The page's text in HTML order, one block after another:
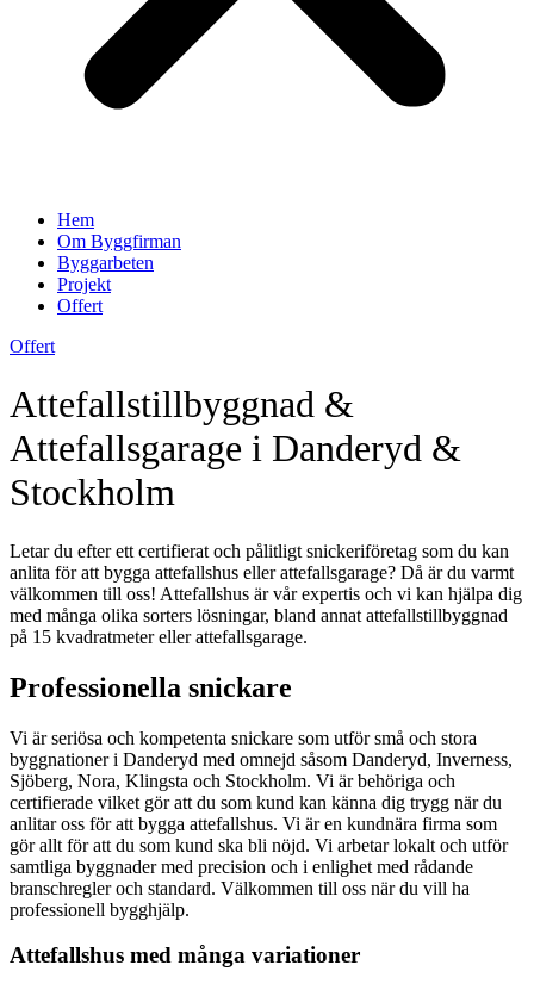
Hem
Om Byggfirman
Byggarbeten
Projekt
Offert
Offert
Attefallstillbyggnad &
Attefallsgarage i Danderyd &
Stockholm
Letar du efter ett certifierat och pålitligt snickeriföretag som du kan
anlita för att bygga attefallshus eller attefallsgarage? Då är du varmt
välkommen till oss! Attefallshus är vår expertis och vi kan hjälpa dig
med många olika sorters lösningar, bland annat attefallstillbyggnad
på 15 kvadratmeter eller attefallsgarage.
Professionella snickare
Vi är seriösa och kompetenta snickare som utför små och stora
byggnationer i Danderyd med omnejd såsom Danderyd, Inverness,
Sjöberg, Nora, Klingsta och Stockholm. Vi är behöriga och
certifierade vilket gör att du som kund kan känna dig trygg när du
anlitar oss för att bygga attefallshus. Vi är en kundnära firma som
gör allt för att du som kund ska bli nöjd. Vi arbetar lokalt och utför
samtliga byggnader med precision och i enlighet med rådande
branschregler och standard. Välkommen till oss när du vill ha
professionell bygghjälp.
Attefallshus med många variationer